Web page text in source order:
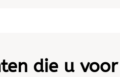
die u voor